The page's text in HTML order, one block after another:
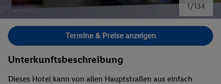
1/134
Bild 1 von 134.
Termine & Preise anzeigen
Unterkunftsbeschreibung
Dieses Hotel kann von allen Hauptstraßen aus einfach